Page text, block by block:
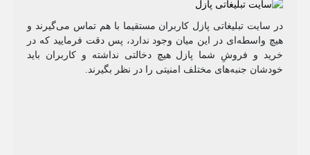
در سایت تبلیغاتی پازل کاربران مستقیما با هم تماس می‌گیرند و
هیچ واسطه‌ای در این میان وجود ندارد، پس دقت فرمایید که در
خرید و فروشِ شما پازل هیچ دخالتی نداشته و کاربران باید
خودشان جنبه‌های مختلف امنیتی را در نظر بگیرند.